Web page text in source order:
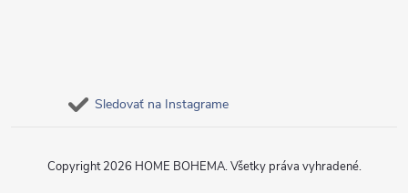
Sledovať na Instagrame
Copyright 2026 HOME BOHEMA. Všetky práva vyhradené.